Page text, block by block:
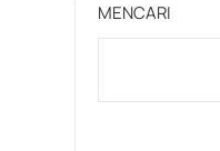
MENCARI